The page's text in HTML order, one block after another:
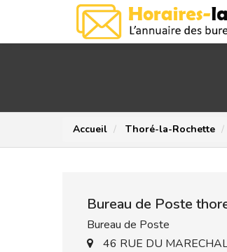
Accueil Thoré-la-Rochette
Bureau de Poste
Bureau de Poste
46 RUE DU